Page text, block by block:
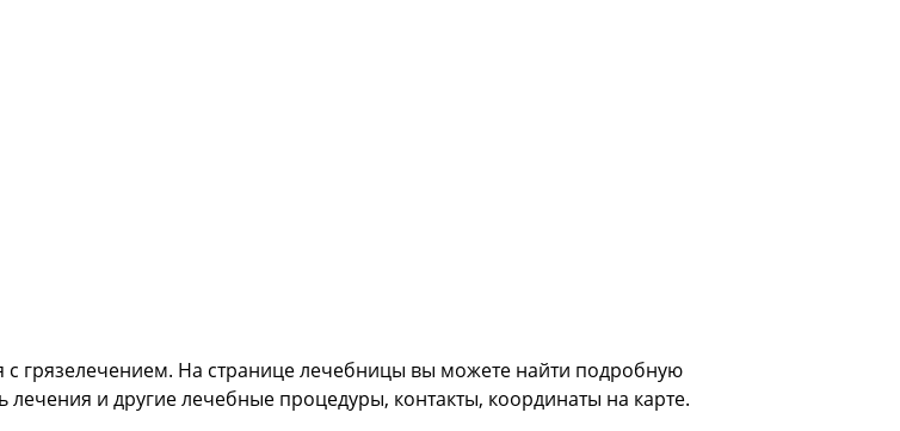
с грязелечением. На странице лечебницы вы можете найти подробную
и другие лечебные процедуры, контакты, координаты на карте.